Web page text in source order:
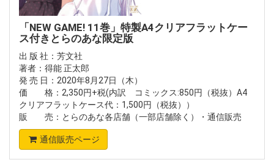
「NEW GAME! 11巻」特製A4クリアフラットケー
ス付きとらのあな限定版
出 版 社：芳文社
著者：得能 正太郎
発 売 日：2020年8月27日（木）
価 格：2,350円+税(内訳 コミックス:850円（税抜）A4
クリアフラットケース代：1,500円（税抜））
販 売：とらのあな各店舗（一部店舗除く）・通信販売
通信販売ページ